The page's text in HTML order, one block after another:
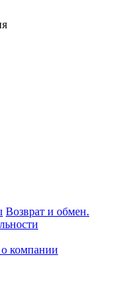
Возврат и обмен.
компании